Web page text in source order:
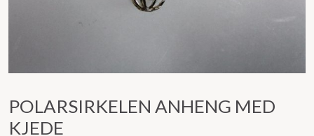
POLARSIRKELEN ANHENG MED
KJEDE